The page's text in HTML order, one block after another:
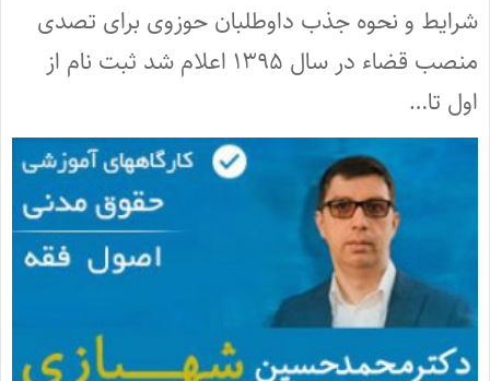
شرایط و نحوه جذب داوطلبان حوزوی برای تصدی
منصب قضاء در سال ۱۳۹۵ اعلام شد ثبت نام از
اول تا…